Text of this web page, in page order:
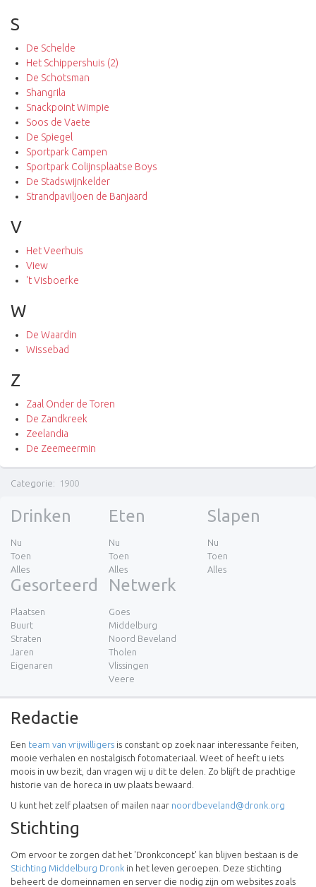
S
De Schelde
Het Schippershuis (2)
De Schotsman
Shangrila
Snackpoint Wimpie
Soos de Vaete
De Spiegel
Sportpark Campen
Sportpark Colijnsplaatse Boys
De Stadswijnkelder
Strandpaviljoen de Banjaard
V
Het Veerhuis
View
't Visboerke
W
De Waardin
Wissebad
Z
Zaal Onder de Toren
De Zandkreek
Zeelandia
De Zeemeermin
Categorie: 1900
Drinken
Nu
Toen
Alles
Eten
Nu
Toen
Alles
Slapen
Nu
Toen
Alles
Gesorteerd
Plaatsen
Buurt
Straten
Jaren
Eigenaren
Netwerk
Goes
Middelburg
Noord Beveland
Tholen
Vlissingen
Veere
Redactie
Een team van vrijwilligers is constant op zoek naar interessante feiten,
mooie verhalen en nostalgisch fotomateriaal. Weet of heeft u iets
moois in uw bezit, dan vragen wij u dit te delen. Zo blijft de prachtige
historie van de horeca in uw plaats bewaard.
U kunt het zelf plaatsen of mailen naar noordbeveland@dronk.org
Stichting
Om ervoor te zorgen dat het 'Dronkconcept' kan blijven bestaan is de
Stichting Middelburg Dronk in het leven geroepen. Deze stichting
beheert de domeinnamen en server die nodig zijn om websites zoals